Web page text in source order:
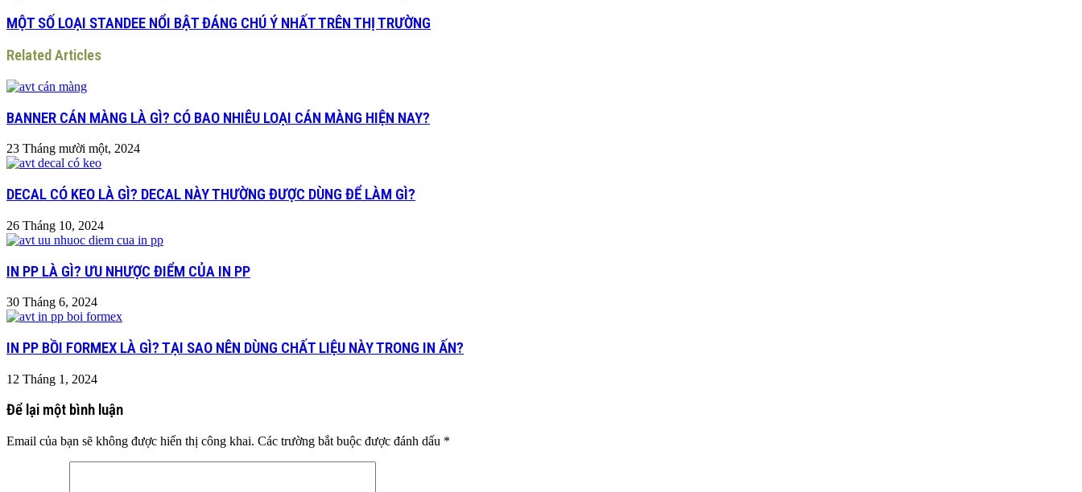
MỘT SỐ LOẠI STANDEE NỔI BẬT ĐÁNG CHÚ Ý NHẤT TRÊN THỊ TRƯỜNG
Related Articles
BANNER CÁN MÀNG LÀ GÌ? CÓ BAO NHIÊU LOẠI CÁN MÀNG HIỆN NAY?
23 Tháng mười một, 2024
DECAL CÓ KEO LÀ GÌ? DECAL NÀY THƯỜNG ĐƯỢC DÙNG ĐỂ LÀM GÌ?
26 Tháng 10, 2024
IN PP LÀ GÌ? ƯU NHƯỢC ĐIỂM CỦA IN PP
30 Tháng 6, 2024
IN PP BỒI FORMEX LÀ GÌ? TẠI SAO NÊN DÙNG CHẤT LIỆU NÀY TRONG IN ẤN?
12 Tháng 1, 2024
Để lại một bình luận
Email của bạn sẽ không được hiển thị công khai. Các trường bắt buộc được đánh dấu *